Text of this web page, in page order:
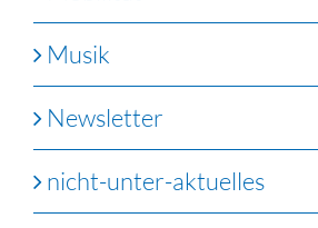
Musik
Newsletter
nicht-unter-aktuelles